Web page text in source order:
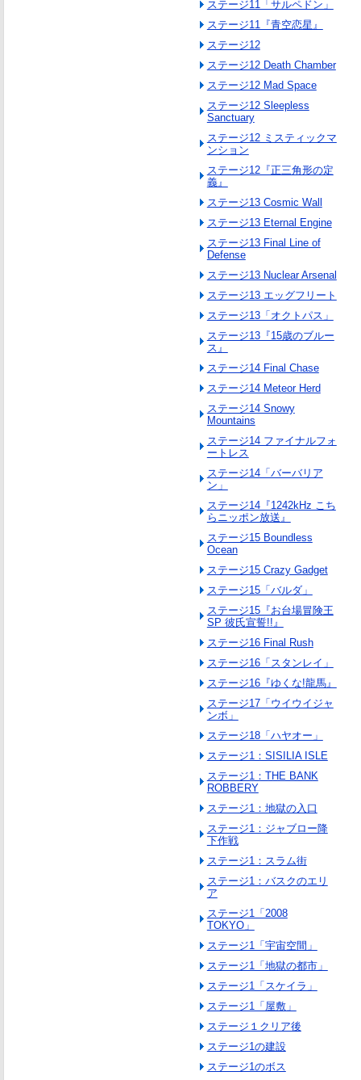
ステージ11「サルペドン」
ステージ11『青空恋星』
ステージ12
ステージ12 Death Chamber
ステージ12 Mad Space
ステージ12 Sleepless
Sanctuary
ステージ12 ミスティックマ
ンション
ステージ12『正三角形の定
義』
ステージ13 Cosmic Wall
ステージ13 Eternal Engine
ステージ13 Final Line of
Defense
ステージ13 Nuclear Arsenal
ステージ13 エッグフリート
ステージ13「オクトパス」
ステージ13『15歳のブルー
ス』
ステージ14 Final Chase
ステージ14 Meteor Herd
ステージ14 Snowy
Mountains
ステージ14 ファイナルフォ
ートレス
ステージ14「バーバリア
ン」
ステージ14『1242kHz こち
らニッポン放送』
ステージ15 Boundless
Ocean
ステージ15 Crazy Gadget
ステージ15「バルダ」
ステージ15『お台場冒険王
SP 彼氏宣誓!!』
ステージ16 Final Rush
ステージ16「スタンレイ」
ステージ16『ゆくな!龍馬』
ステージ17「ウイウイジャ
ンボ」
ステージ18「ハヤオー」
ステージ1：SISILIA ISLE
ステージ1：THE BANK
ROBBERY
ステージ1：地獄の入口
ステージ1：ジャブロー降
下作戦
ステージ1：スラム街
ステージ1：バスクのエリ
ア
ステージ1「2008
TOKYO」
ステージ1「宇宙空間」
ステージ1「地獄の都市」
ステージ1「スケイラ」
ステージ1「屋敷」
ステージ１クリア後
ステージ1の建設
ステージ1のボス